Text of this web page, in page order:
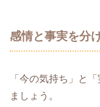
感情と事実を分
「今の気持ち」と
ましょう。